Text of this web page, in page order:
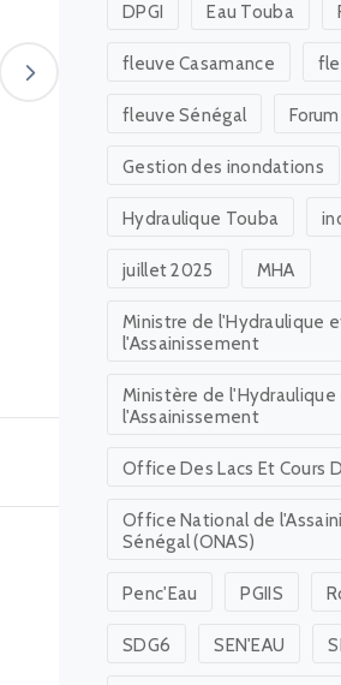
DPGI Eau Touba
fleuve Casamance
fleuve Sénégal
Gestion des inondations
Hydraulique Touba
juillet 2025 MHA
Ministre de l'Hydraulique
l'Assainissement
Ministère de l'Hydraulique
l'Assainissement
Office Des Lacs Et Cours
Office National de
Sénégal (ONAS)
Penc'Eau PGIIS
SDG6 SEN'EAU